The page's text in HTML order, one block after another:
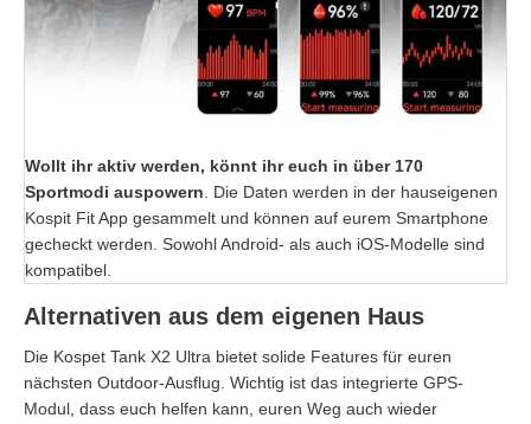
Wollt ihr aktiv werden, könnt ihr euch in über 170
Sportmodi auspowern . Die Daten werden in der hauseigenen
Kospit Fit App gesammelt und können auf eurem Smartphone
gecheckt werden. Sowohl Android- als auch iOS-Modelle sind
kompatibel.
Alternativen aus dem eigenen Haus
Die Kospet Tank X2 Ultra bietet solide Features für euren
nächsten Outdoor-Ausflug. Wichtig ist das integrierte GPS-
Modul, dass euch helfen kann, euren Weg auch wieder